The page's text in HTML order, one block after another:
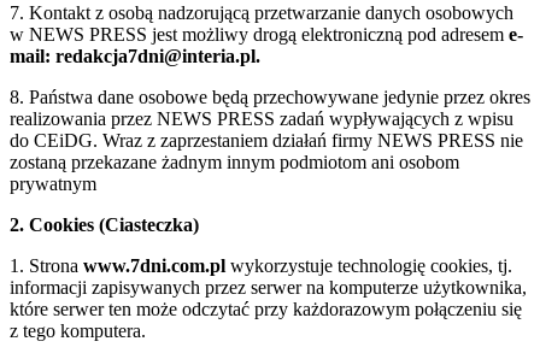
7. Kontakt z osobą nadzorującą przetwarzanie danych osobowych
w NEWS PRESS jest możliwy drogą elektroniczną pod adresem e-
mail: redakcja7dni@interia.pl.
8. Państwa dane osobowe będą przechowywane jedynie przez okres
realizowania przez NEWS PRESS zadań wypływających z wpisu
do CEiDG. Wraz z zaprzestaniem działań firmy NEWS PRESS nie
zostaną przekazane żadnym innym podmiotom ani osobom
prywatnym
2. Cookies (Ciasteczka)
1. Strona www.7dni.com.pl wykorzystuje technologię cookies, tj.
informacji zapisywanych przez serwer na komputerze użytkownika,
które serwer ten może odczytać przy każdorazowym połączeniu się
z tego komputera.